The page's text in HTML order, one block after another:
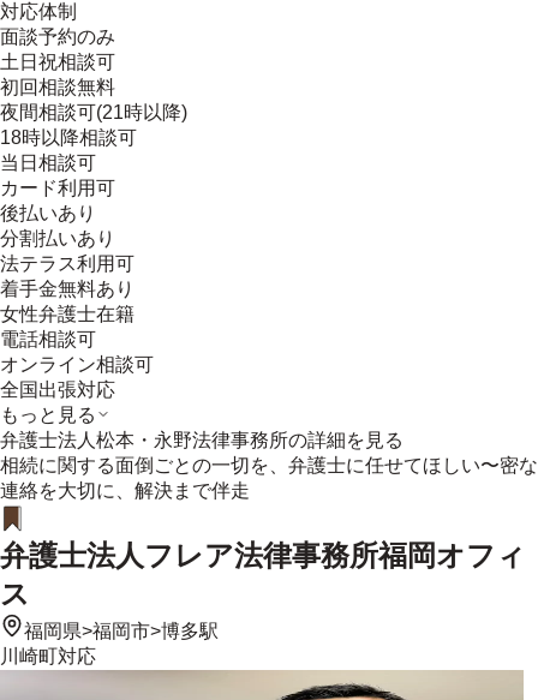
対応体制
面談予約のみ
土日祝相談可
初回相談無料
夜間相談可(21時以降)
18時以降相談可
当日相談可
カード利用可
後払いあり
分割払いあり
法テラス利用可
着手金無料あり
女性弁護士在籍
電話相談可
オンライン相談可
全国出張対応
もっと見る
弁護士法人松本・永野法律事務所の詳細を見る
相続に関する面倒ごとの一切を、弁護士に任せてほしい〜密な
連絡を大切に、解決まで伴走
弁護士法人フレア法律事務所福岡オフィ
ス
福岡県>福岡市>博多駅
川崎町対応